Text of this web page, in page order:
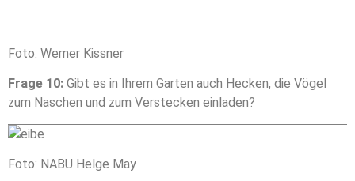
Foto: Werner Kissner
Frage 10: Gibt es in Ihrem Garten auch Hecken, die Vögel
zum Naschen und zum Verstecken einladen?
Foto: NABU Helge May